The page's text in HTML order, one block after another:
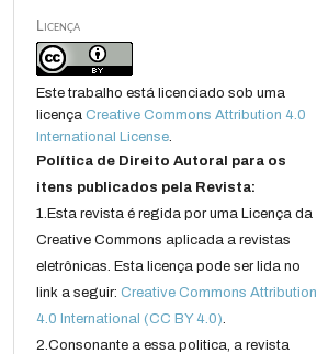
Licença
Este trabalho está licenciado sob uma
licençaCreative Commons Attribution 4.0
International License.
Política de Direito Autoral para os
itens publicados pela Revista:
1.Esta revista é regida por uma Licença da
Creative Commons aplicada a revistas
eletrônicas. Esta licença pode ser lida no
link a seguir:Creative Commons Attribution
4.0 International (CC BY 4.0).
2.Consonante a essa politica, a revista